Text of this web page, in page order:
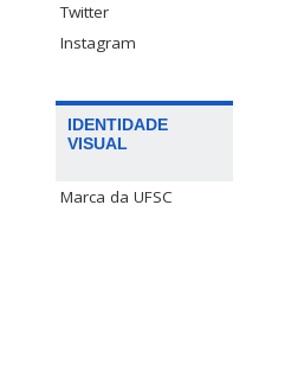
Twitter
Instagram
IDENTIDADE
VISUAL
Marca da UFSC